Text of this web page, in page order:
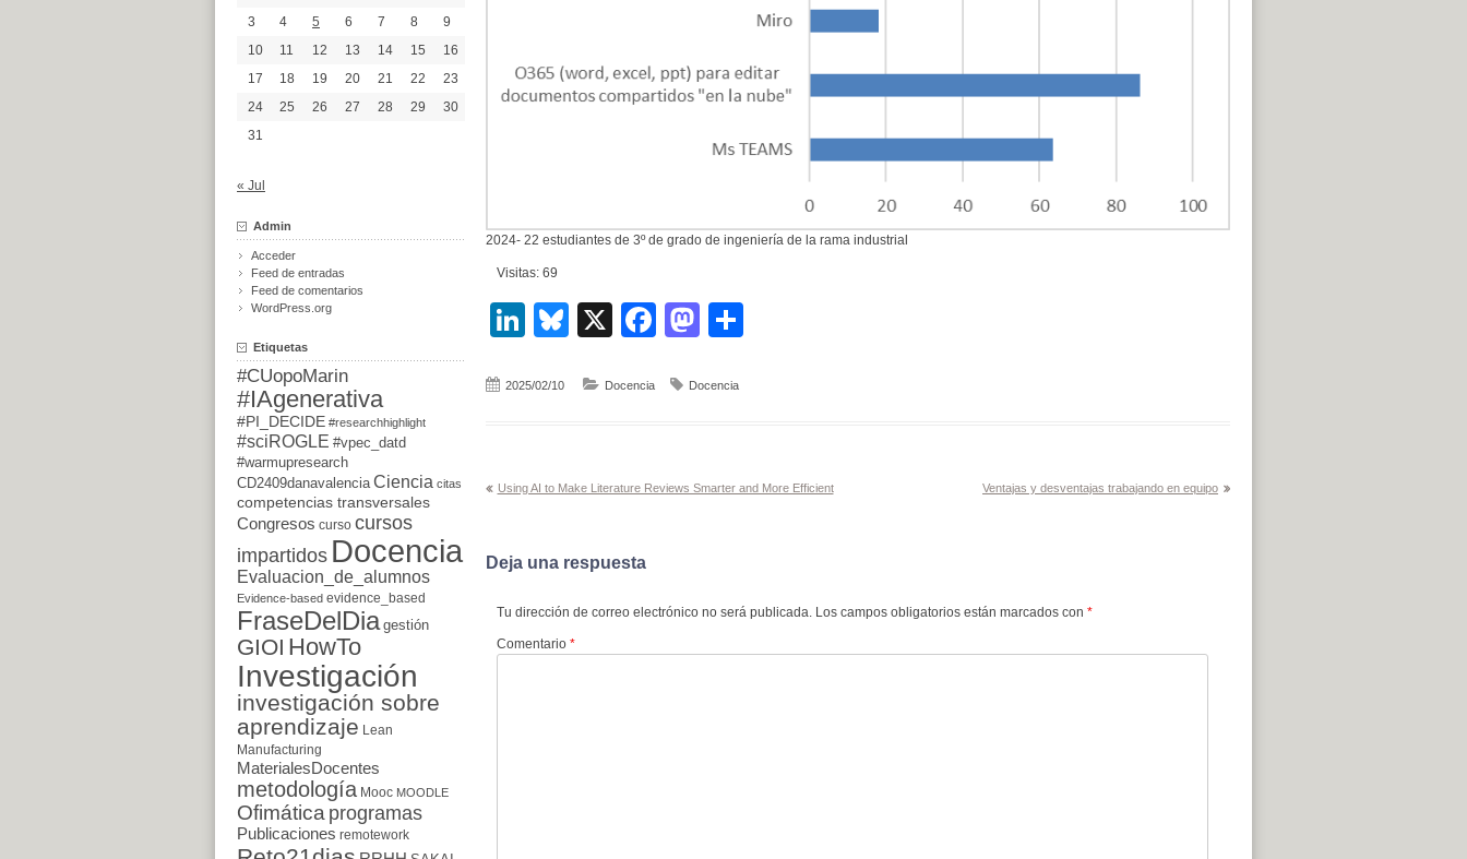
2024- 22 estudiantes de 3º de grado de ingeniería de la rama industrial
Visitas: 69
LinkedIn
Bluesky
X Facebook
Mastodon
2025/02/10 Docencia Docencia
Navegación
Using AI to Make Literature Reviews Smarter and More Efficient Ventajas y desventajas trabajando en equipo
Deja una respuesta
Tu dirección de correo electrónico no será publicada. Los campos obligatorios están marcados con *
Comentario *
3
4 5 6 7 8
9
10
11 12 13 14 15
16
17
18 19 20 21 22
23
24
25 26 27 28 29
30
31
« Jul
Admin
Acceder
Feed de entradas
Feed de comentarios
WordPress.org
Etiquetas
#CUopoMarin
#IAgenerativa
#PI_DECIDE #researchhighlight
#sciROGLE #vpec_datd
#warmupresearch
CD2409danavalencia Ciencia citas
competencias transversales
Congresos curso cursos
impartidos Docencia
Evaluacion_de_alumnos
Evidence-based evidence_based
FraseDelDia gestión
GIOI HowTo
Investigación
investigación sobre
aprendizaje Lean
Manufacturing
MaterialesDocentes
metodología Mooc MOODLE
Ofimáticaprogramas
Publicaciones remotework